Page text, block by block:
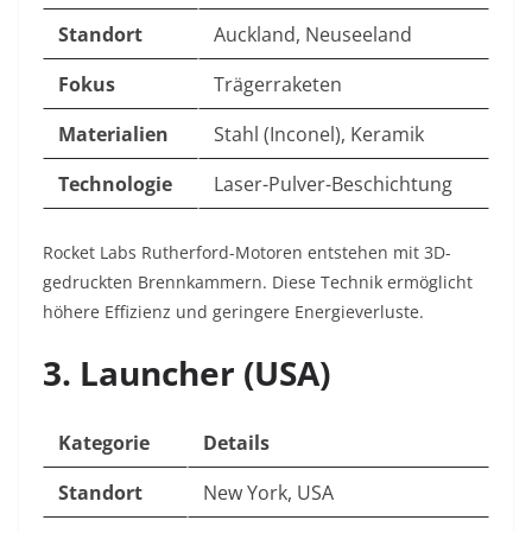
Standort
Auckland, Neuseeland
Fokus
Trägerraketen
Materialien
Stahl (Inconel), Keramik
Technologie
Laser-Pulver-Beschichtung
Rocket Labs Rutherford-Motoren entstehen mit 3D-
gedruckten Brennkammern. Diese Technik ermöglicht
höhere Effizienz und geringere Energieverluste.
3. Launcher (USA)
Kategorie
Details
Standort
New York, USA